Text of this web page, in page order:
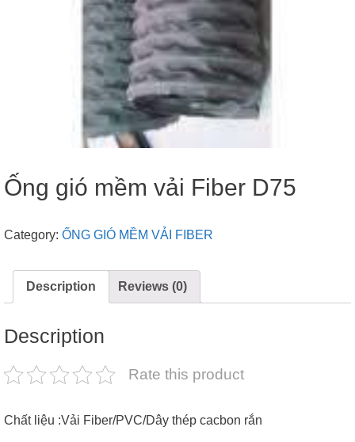
Ống gió mềm vải Fiber D75
Category: ỐNG GIÓ MỀM VẢI FIBER
Description Reviews (0)
Description
Rate this product
Chất liệu :Vải Fiber/PVC/Dây thép cacbon rắn